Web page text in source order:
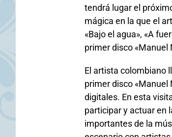
tendrá lugar el
mágica en la que el
«Bajo el agua», «A
primer disco «Manuel
El artista colombiano
primer disco
digitales. En esta
participar y actuar en
importantes de la